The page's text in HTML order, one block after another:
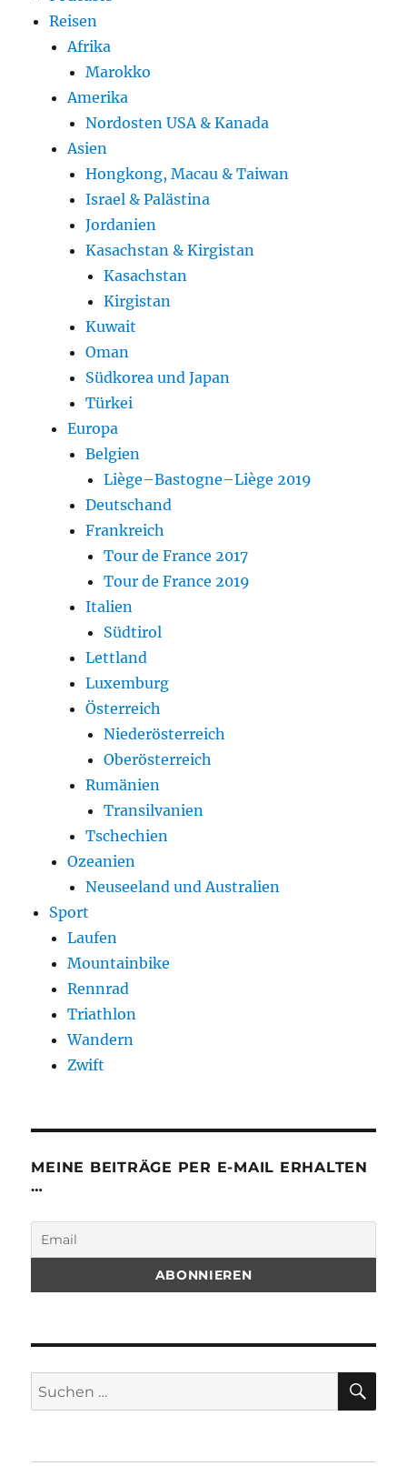
Reisen
Afrika
Marokko
Amerika
Nordosten USA & Kanada
Asien
Hongkong, Macau & Taiwan
Israel & Palästina
Jordanien
Kasachstan & Kirgistan
Kasachstan
Kirgistan
Kuwait
Oman
Südkorea und Japan
Türkei
Europa
Belgien
Liège–Bastogne–Liège 2019
Deutschand
Frankreich
Tour de France 2017
Tour de France 2019
Italien
Südtirol
Lettland
Luxemburg
Österreich
Niederösterreich
Oberösterreich
Rumänien
Transilvanien
Tschechien
Ozeanien
Neuseeland und Australien
Sport
Laufen
Mountainbike
Rennrad
Triathlon
Wandern
Zwift
MEINE BEITRÄGE PER E-MAIL ERHALTEN
…
Suchen
nach: